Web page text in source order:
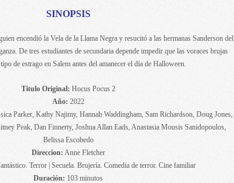
SINOPSIS
encendió la Vela de la Llama Negra y resucitó a las hermanas Sanderson del
De tres estudiantes de secundaria depende impedir que las voraces brujas
de estrago en Salem antes del amanecer el día de Halloween.
Titulo Original: Hocus Pocus 2
Año: 2022
Parker, Kathy Najimy, Hannah Waddingham, Sam Richardson, Doug Jones,
Peak, Dan Finnerty, Joshua Allan Eads, Anastasia Mousis Sanidopoulos,
Belissa Escobedo
Direccion: Anne Fletcher
Terror | Secuela. Brujería. Comedia de terror. Cine familiar
Duración: 103 minutos